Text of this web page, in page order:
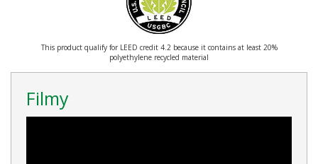
This product qualify for LEED credit 4.2 because it contains at least 20%
polyethylene recycled material
Filmy